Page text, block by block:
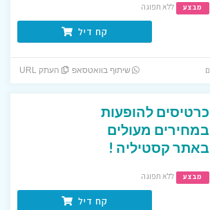
מבצע ללא תפוגה
קח דיל
שיתוף בוואטסאפ העתק URL
כרטיסים להופעות
במחירים מעולים
באתר קסטיליה !
מבצע ללא תפוגה
קח דיל